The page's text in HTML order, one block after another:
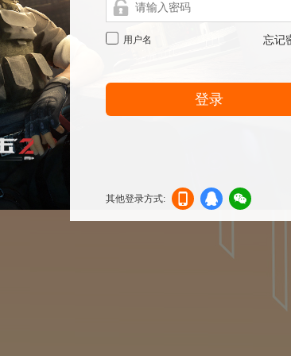
用户名 忘记
登录
其他登录方式:
机登
登录
信登